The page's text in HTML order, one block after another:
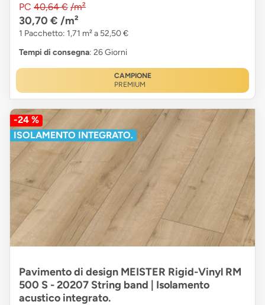
PC 40,64 € /m²
30,70 € /m²
1 Pacchetto: 1,71 m² a 52,50 €
Tempi di consegna: 26 Giorni
CAMPIONE
PREMIUM
-24 %
ISOLAMENTO INTEGRATO.
Pavimento di design MEISTER Rigid-Vinyl RM
500 S - 20207 String band | Isolamento
acustico integrato.